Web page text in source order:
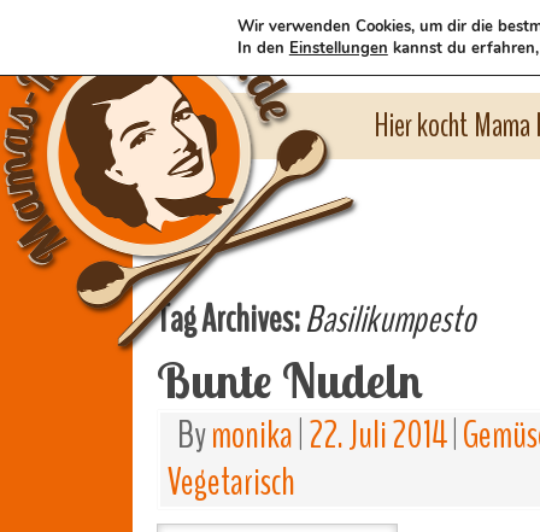
Hier kocht
Tag Archives:Basilikumpesto
Bunte Nudeln
Bymonika 22. Juli 2014
Vegetarisch
Wir verwenden Cookies, um dir die
In den Einstellungen kannst du